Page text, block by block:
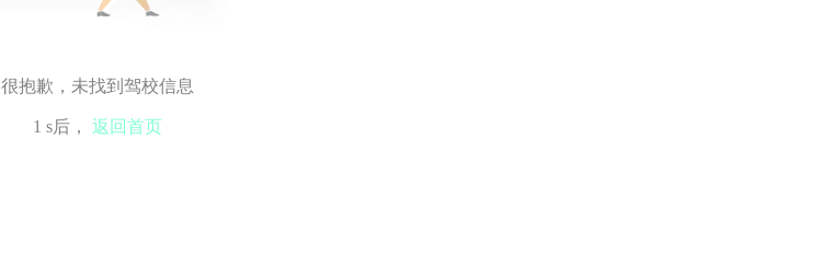
很抱歉，未找到驾校信息
1 s后， 返回首页